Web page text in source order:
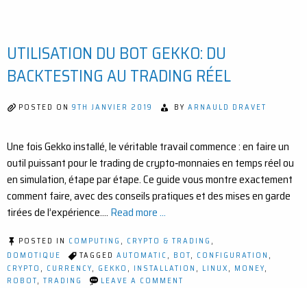
(GUIDE
ÉTAPE
PAR
ÉTAPE)
UTILISATION DU BOT GEKKO: DU
BACKTESTING AU TRADING RÉEL
POSTED ON 9TH JANVIER 2019 BY ARNAULD DRAVET
Une fois Gekko installé, le véritable travail commence : en faire un
outil puissant pour le trading de crypto‑monnaies en temps réel ou
en simulation, étape par étape. Ce guide vous montre exactement
comment faire, avec des conseils pratiques et des mises en garde
tirées de l’expérience.… Read more ...
POSTED IN COMPUTING , CRYPTO & TRADING ,
DOMOTIQUE
TAGGED AUTOMATIC, BOT, CONFIGURATION ,
CRYPTO , CURRENCY, GEKKO , INSTALLATION , LINUX, MONEY,
ROBOT, TRADING LEAVE A COMMENT